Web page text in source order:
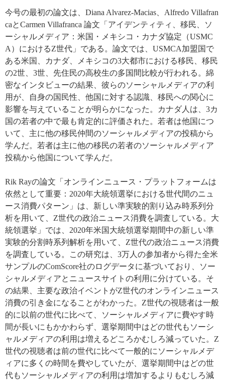
今号の最初の論文は、 Diana Alvarez-Macias
Alfredo Villafran
caとCarmen Villafranca 論文 「アイデンティティ、移民、ソ
ーシャルメディア：米国・メキシコ・カナダ協定（USMC
A ）におけるZ世代」である。論文では、 USMCA加盟国で
ある米国、カナダ、メキシコの3大都市における移民、移民
の2世、 3世、先住民の高校生の多国間比較が行われる。綿
密なインタビューの結果、彼らのソーシャルメディアの利
用が、自身の国民性、他国に対する認識、移民への関心に
影響を与えていることが明らかになった。カナダ人は、 3カ
国の若者の中で最も肯定的に評価された。若者は他国につ
いて、主に他の移民仲間のソーシャルメディアの投稿から
学んだ。若者は主に他の移民の若者のソーシャルメディア
投稿から他国について学んだ。
Rik Rayの論文「オンラインニュース・プラットフォームは
依然として重要： 2020年大統領選挙における世代間のニュ
ース消費パターン」は、新しい準実験的割り込み時系列分
析を用いて、 Z世代の政治ニュース消費を調査している。大
統領選挙」では、 2020年米国大統領選挙期間中の新しい準
実験的分割時系列解析を用いて、 Z世代の政治ニュース消費
を調査している。この研究は、 3万人の参加者から得た全米
サンプルのComScore社のログデータに基づいており、ソー
シャルメディアとニュースサイトの利用に分けている。そ
の結果、主要な政治イベントがZ世代のオンラインニュース
消費の引き金になることがわかった。 Z世代の視聴者は一般
的に以前の世代に比べて、ソーシャルメディアに費やす時
間が長いにもかかわらず、選挙期間中はどの世代もソーシ
ャルメディアの利用は増えるどころかむしろ減っていた。 Z
世代の視聴者は前の世代に比べて一般的にソーシャルメデ
ィアに多くの時間を費やしていたが、選挙期間中はどの世
代もソーシャルメディアの利用は増加するよりもむしろ減